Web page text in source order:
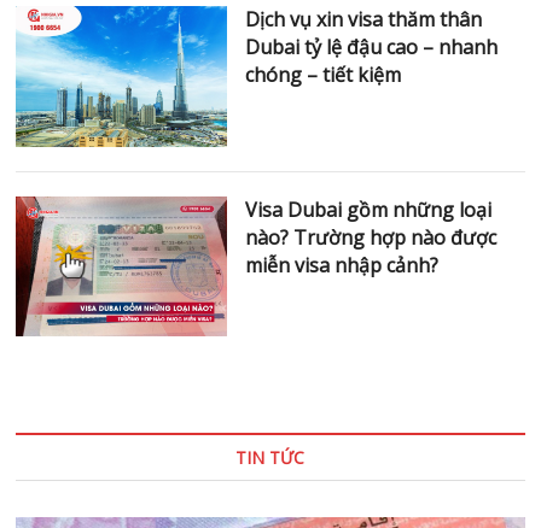
Dịch vụ xin visa thăm thân
Dubai tỷ lệ đậu cao – nhanh
chóng – tiết kiệm
Visa Dubai gồm những loại
nào? Trường hợp nào được
miễn visa nhập cảnh?
TIN TỨC